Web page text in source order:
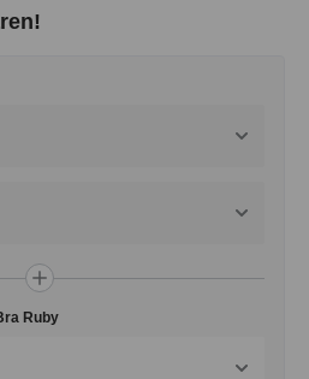
Ruby